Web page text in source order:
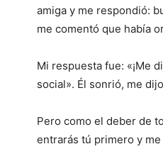
amiga y me respondió:
me comentó que había
Mi respuesta fue: «¡Me
social». Él sonrió, me
Pero como el deber de
entrarás tú primero y